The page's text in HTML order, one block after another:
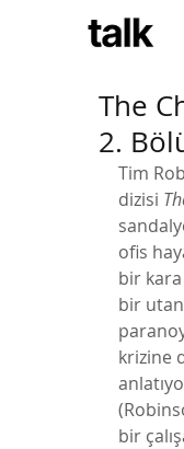
The
2.
Tim
dizisi
ofis
bir
bir
krizine
bir